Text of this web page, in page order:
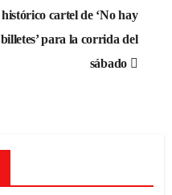
histórico cartel de ‘No hay
billetes’ para la corrida del
sábado